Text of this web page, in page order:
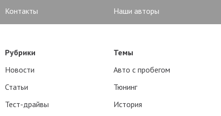
Контакты
Наши авторы
Рубрики
Новости
Статьи
Тест-драйвы
Темы
Авто с пробегом
Тюнинг
История